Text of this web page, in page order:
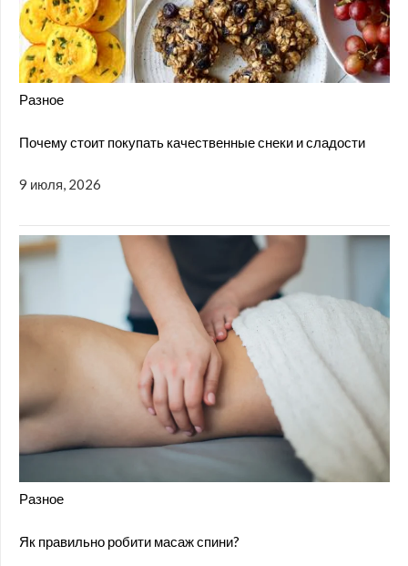
Разное
Почему стоит покупать качественные снеки и сладости
9 июля, 2026
Разное
Як правильно робити масаж спини?